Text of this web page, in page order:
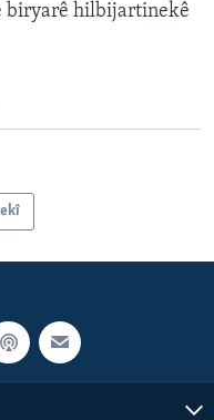
biryarê hilbijartinekê